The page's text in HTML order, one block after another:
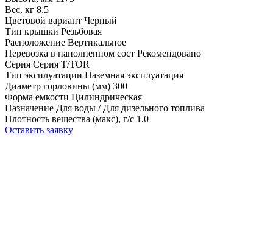
Вес, кг 8.5
Цветовой вариант Черный
Тип крышки Резьбовая
Расположение Вертикальное
Перевозка в наполненном сост Рекомендовано
Серия Серия T/TOR
Тип эксплуатации Наземная эксплуатация
Диаметр горловины (мм) 300
Форма емкости Цилиндрическая
Назначение Для воды / Для дизельного топлива
Плотность вещества (макс), г/с 1.0
Оставить заявку